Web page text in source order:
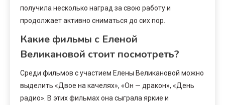
получила несколько наград за свою работу и
продолжает активно сниматься до сих пор.
Какие фильмы с Еленой
Великановой стоит посмотреть?
Среди фильмов с участием Елены Великановой можно
выделить «Двое на качелях», «Он — дракон», «День
радио». В этих фильмах она сыграла яркие и